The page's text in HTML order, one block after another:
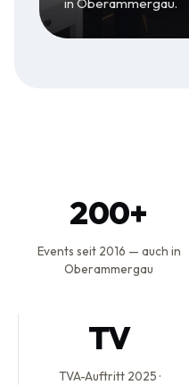
200+
Events seit 2016 — auch in
Oberammergau
TV
TVA-Auftritt 2025 ·